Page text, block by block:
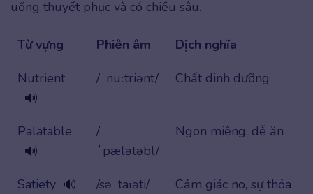
uống thuyết phục và có chiều sâu.
Từ vựng Phiên âm
Dịch nghĩa
Nutrient
🔊
/ˈnuːtriənt/ Chất dinh dưỡng
Palatable
🔊
/
ˈpælətəbl/
Ngon miệng, dễ ăn
Satiety 🔊 /səˈtaɪəti/
Cảm giác no, sự thỏa